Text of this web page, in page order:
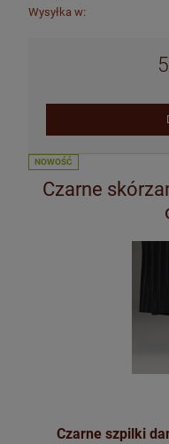
Wysyłka w:
Czarne
Czarne szpilki
NOWOŚĆ